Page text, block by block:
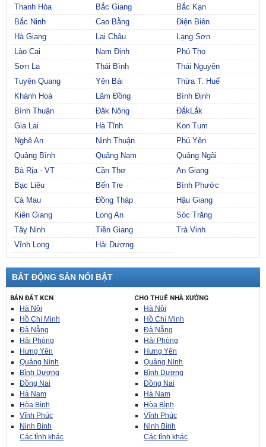
Thanh Hóa
Bắc Giang
Bắc Kạn
Bắc Ninh
Cao Bằng
Điện Biên
Hà Giang
Lai Châu
Lạng Sơn
Lào Cai
Nam Định
Phú Thọ
Sơn La
Thái Bình
Thái Nguyên
Tuyên Quang
Yên Bái
Thừa T. Huế
Khánh Hoà
Lâm Đồng
Bình Định
Bình Thuận
Đăk Nông
ĐắkLắk
Gia Lai
Hà Tĩnh
Kon Tum
Nghệ An
Ninh Thuận
Phú Yên
Quảng Bình
Quảng Nam
Quảng Ngãi
Bà Rịa - VT
Cần Thơ
An Giang
Bạc Liêu
Bến Tre
Bình Phước
Cà Mau
Đồng Tháp
Hậu Giang
Kiên Giang
Long An
Sóc Trăng
Tây Ninh
Tiền Giang
Trà Vinh
Vĩnh Long
Hải Dương
BẤT ĐỘNG SẢN NỔI BẬT
BÁN ĐẤT KCN
Hà Nội
Hồ Chí Minh
Đà Nẵng
Hải Phòng
Hưng Yên
Quảng Ninh
Bình Dương
Đồng Nai
Hà Nam
Hòa Bình
Vĩnh Phúc
Ninh Bình
Các tỉnh khác
CHO THUÊ NHÀ XƯỞNG
Hà Nội
Hồ Chí Minh
Đà Nẵng
Hải Phòng
Hưng Yên
Quảng Ninh
Bình Dương
Đồng Nai
Hà Nam
Hòa Bình
Vĩnh Phúc
Ninh Bình
Các tỉnh khác